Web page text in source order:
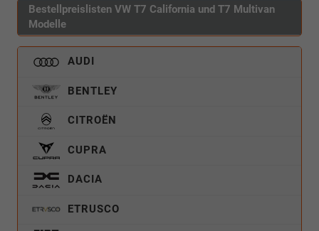
Bestellpreislisten VW T7 California und T7 Multivan
Modelle
AUDI
BENTLEY
CITROËN
CUPRA
DACIA
ETRUSCO